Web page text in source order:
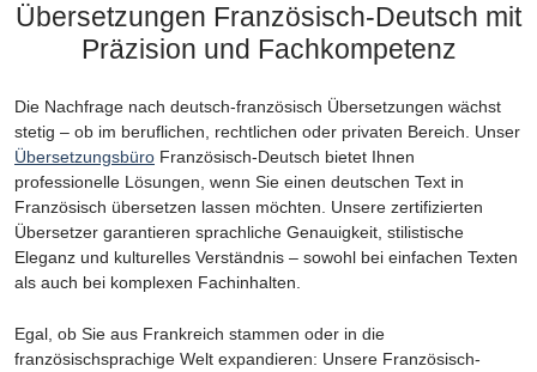
Übersetzungen Französisch-Deutsch mit
Präzision und Fachkompetenz
Die Nachfrage nach deutsch-französisch Übersetzungen wächst
stetig – ob im beruflichen, rechtlichen oder privaten Bereich. Unser
Übersetzungsbüro Französisch-Deutsch bietet Ihnen
professionelle Lösungen, wenn Sie einen deutschen Text in
Französisch übersetzen lassen möchten. Unsere zertifizierten
Übersetzer garantieren sprachliche Genauigkeit, stilistische
Eleganz und kulturelles Verständnis – sowohl bei einfachen Texten
als auch bei komplexen Fachinhalten.
Egal, ob Sie aus Frankreich stammen oder in die
französischsprachige Welt expandieren: Unsere Französisch-